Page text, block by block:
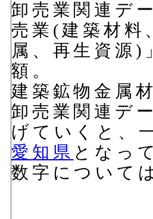
卸売業関連デ
売業(建築材料
属、再生資源)
額。
建築鉱物金属
卸売業関連デ
げていくと、
愛知県 となっ
数字について